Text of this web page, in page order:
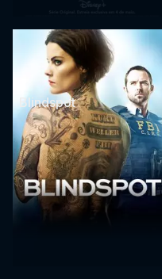
Blindspot